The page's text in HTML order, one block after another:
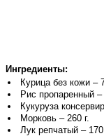
Ингредиенты:
Курица без кожи –
Рис пропаренный –
Кукуруза
Морковь – 260 г.
Лук репчатый – 170